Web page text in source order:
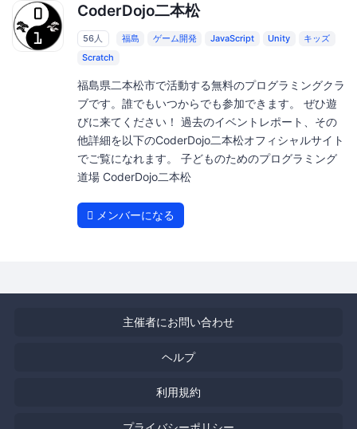
CoderDojo二本松
56人 福島 ゲーム開発 JavaScript Unity
キッズ
Scratch
福島県二本松市で活動する無料のプログラミングクラ
ブです。誰でもいつからでも参加できます。 ぜひ遊
びに来てください！ 過去のイベントレポート、その
他詳細を以下のCoderDojo二本松オフィシャルサイト
でご覧になれます。 子どものためのプログラミング
道場 CoderDojo二本松
メンバーになる
主催者にお問い合わせ
ヘルプ
利用規約